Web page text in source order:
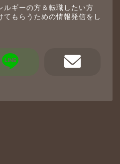
ルギーの方＆転職したい方
てもらうための情報発信をし